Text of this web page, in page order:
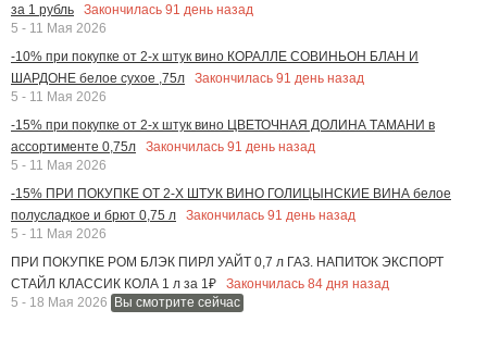
за 1 рубль
Закончилась 91 день назад
5 - 11 Мая 2026
-10% при покупке от 2-х штук вино КОРАЛЛЕ СОВИНЬОН БЛАН И
ШАРДОНЕ белое сухое ,75л
Закончилась 91 день назад
5 - 11 Мая 2026
-15% при покупке от 2-х штук вино ЦВЕТОЧНАЯ ДОЛИНА ТАМАНИ в
ассортименте 0,75л
Закончилась 91 день назад
5 - 11 Мая 2026
-15% ПРИ ПОКУПКЕ ОТ 2-Х ШТУК ВИНО ГОЛИЦЫНСКИЕ ВИНА белое
полусладкое и брют 0,75 л
Закончилась 91 день назад
5 - 11 Мая 2026
ПРИ ПОКУПКЕ РОМ БЛЭК ПИРЛ УАЙТ 0,7 л ГАЗ. НАПИТОК ЭКСПОРТ
СТАЙЛ КЛАССИК КОЛА 1 л за 1₽
Закончилась 84 дня назад
5 - 18 Мая 2026
Вы смотрите сейчас